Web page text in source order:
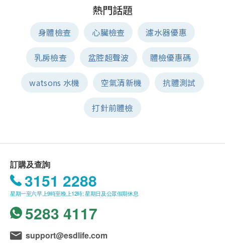
熱門話題
身體檢查 心臟檢查 濾水器優惠
乳房檢查 盆腔超聲波 體檢優惠碼
watsons 水機 空氣清新機 抗體測試
打針前體檢
訂購及查詢
3151 2288
星期一至六早上9時至晚上12時; 星期日及公眾假期休息
5283 4117
support@esdlife.com